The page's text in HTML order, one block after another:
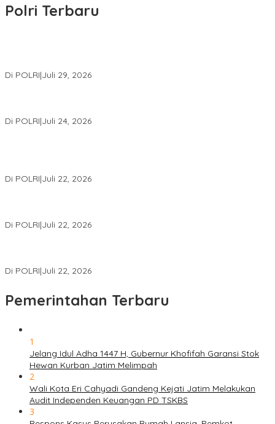
Polri Terbaru
Di POLRI|Juli 29, 2026
Di POLRI|Juli 24, 2026
Di POLRI|Juli 22, 2026
Di POLRI|Juli 22, 2026
Di POLRI|Juli 22, 2026
Pemerintahan Terbaru
1
Jelang Idul Adha 1447 H, Gubernur Khofifah Garansi Stok
Hewan Kurban Jatim Melimpah
2
Wali Kota Eri Cahyadi Gandeng Kejati Jatim Melakukan
Audit Independen Keuangan PD TSKBS
3